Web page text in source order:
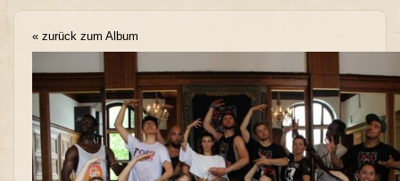
« zurück zum Album